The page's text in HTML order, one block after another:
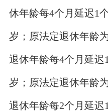
休年龄每4个月延迟1
岁；原法定退休年龄
退休年龄每4个月延迟
岁；原法定退休年龄
退休年龄每2个月延迟